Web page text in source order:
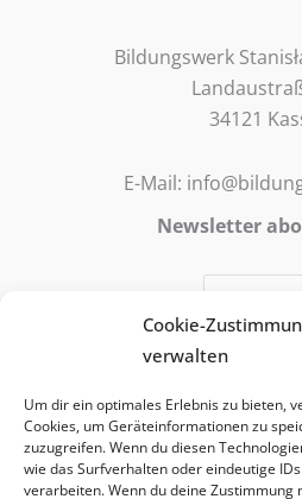
Cookie-
verwalten
Um dir ein optimales Erlebnis zu bieten,
Cookies, um Geräteinformationen zu
zuzugreifen. Wenn du diesen
wie das Surfverhalten oder eindeutige
verarbeiten. Wenn du deine Zustimmung
Bildungswerk
34121
E-Mail:
Newsletter
Adresse für die Zusendung
Newsletter verwendet wird.
und kann jederzeit